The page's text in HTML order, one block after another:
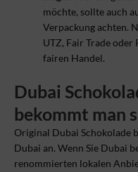
möchte, sollte auch
Verpackung achten.
UTZ, Fair Trade
fairen Handel.
Dubai
bekommt man
Original Dubai Schokolade
Dubai an. Wenn Sie Dubai
renommierten lokalen